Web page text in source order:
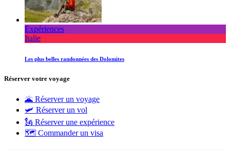
Expériences
Italie
Les plus belles randonnées des Dolomites
Réserver votre voyage
🌋 Réserver un voyage
🛩 Réserver un vol
🗽 Réserver une expérience
🗺 Commander un visa